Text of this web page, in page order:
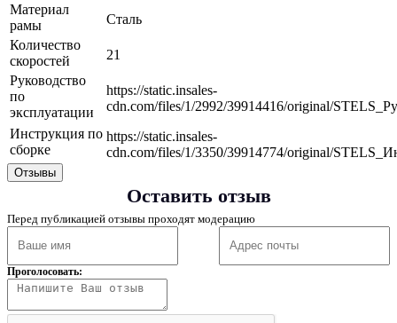
Материал
рамы
Сталь
Количество
скоростей
21
Руководство
по
эксплуатации
https://static.insales-
cdn.com/files/1/2992/39914416/original/
Инструкция по
сборке
https://static.insales-
cdn.com/files/1/3350/39914774/original/
Отзывы
Оставить отзыв
Перед публикацией отзывы проходят модерацию
Проголосовать: